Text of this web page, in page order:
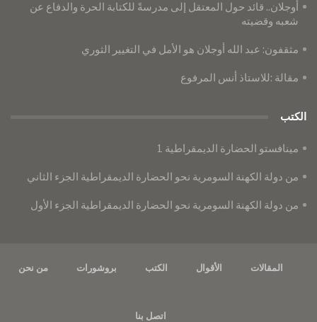
أوجلان.. قائد حول المعتقل إلى مدرسةً للكتابة الحرة والدفاع عن
شعبه وقضيته
مثقفون: عبد الله أوجلان هو الأمل في التغيير الثوري
مقالة :للاستاذ أنس المرفوع
الكتب
مينافستو الحضارة الديمقراطية 1
من دولة الكهنة السومرية نحو الحضارة الديمقراطية الجزء الثاني
من دولة الكهنة السومرية نحو الحضارة الديمقراطية الجزء الأول
المقالات الأقوال الكتب بروشورات من نحن
اتصل بنا